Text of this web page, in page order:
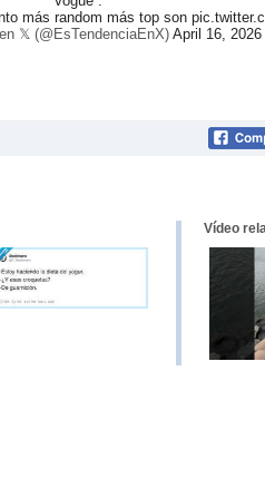
más random más top son
𝕏 (@EsTendenciaEnX) April 16, 2026
Vídeo